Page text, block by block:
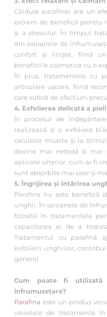
Căldura parafinei are un
extrem de benefică pentru
și a stresului. În timpul
din saloanele de
confort și liniște, fiind
beneficiile cosmetice cu o
În plus, tratamentele cu
articulare ușoare, fiind
care suferă de afecțiuni
4. Exfolierea delicată a
În procesul de
realizează și o exfoliere
celulelor moarte și la
devine mai netedă și mai
aplicate ulterior, cum ar fi
sunt absorbite mai ușor și
5. Îngrijirea și întărirea
Parafina nu este benefică
unghii. În saloanele de
folosită în tratamentele
capacitatea ei de a
Tratamentul cu parafină
exfolierii unghiilor,
general.
Cum poate fi utilizată
înfrumusețare?
Parafina este un produs
varietate de tratamente în